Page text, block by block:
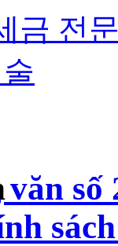
금 전
văn số